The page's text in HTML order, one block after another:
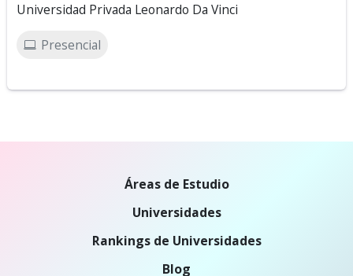
Universidad Privada Leonardo Da Vinci
Presencial
Áreas de Estudio
Universidades
Rankings de Universidades
Blog